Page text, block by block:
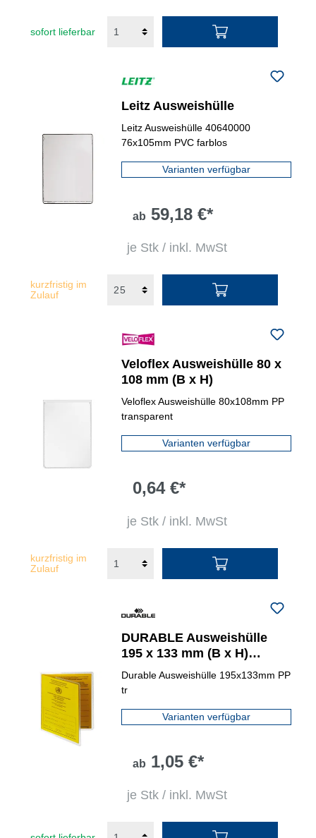
sofort lieferbar
Leitz Ausweishülle
Leitz Ausweishülle 40640000
76x105mm PVC farblos
Varianten verfügbar
ab 59,18 €*
je Stk / inkl. MwSt
kurzfristig im
Zulauf
Veloflex Ausweishülle 80 x
108 mm (B x H)
Veloflex Ausweishülle 80x108mm PP
transparent
Varianten verfügbar
0,64 €*
je Stk / inkl. MwSt
kurzfristig im
Zulauf
DURABLE Ausweishülle
195 x 133 mm (B x H)
rechts, links offen
Durable Ausweishülle 195x133mm PP
tr
Varianten verfügbar
ab 1,05 €*
je Stk / inkl. MwSt